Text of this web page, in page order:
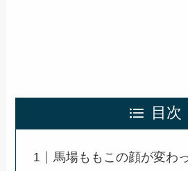
目次
馬場ももこの顔が変わ